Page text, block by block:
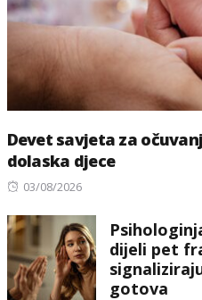
Devet savjeta za
dolaska djece
Posted
03/08/2026
dijeli pet
gotova